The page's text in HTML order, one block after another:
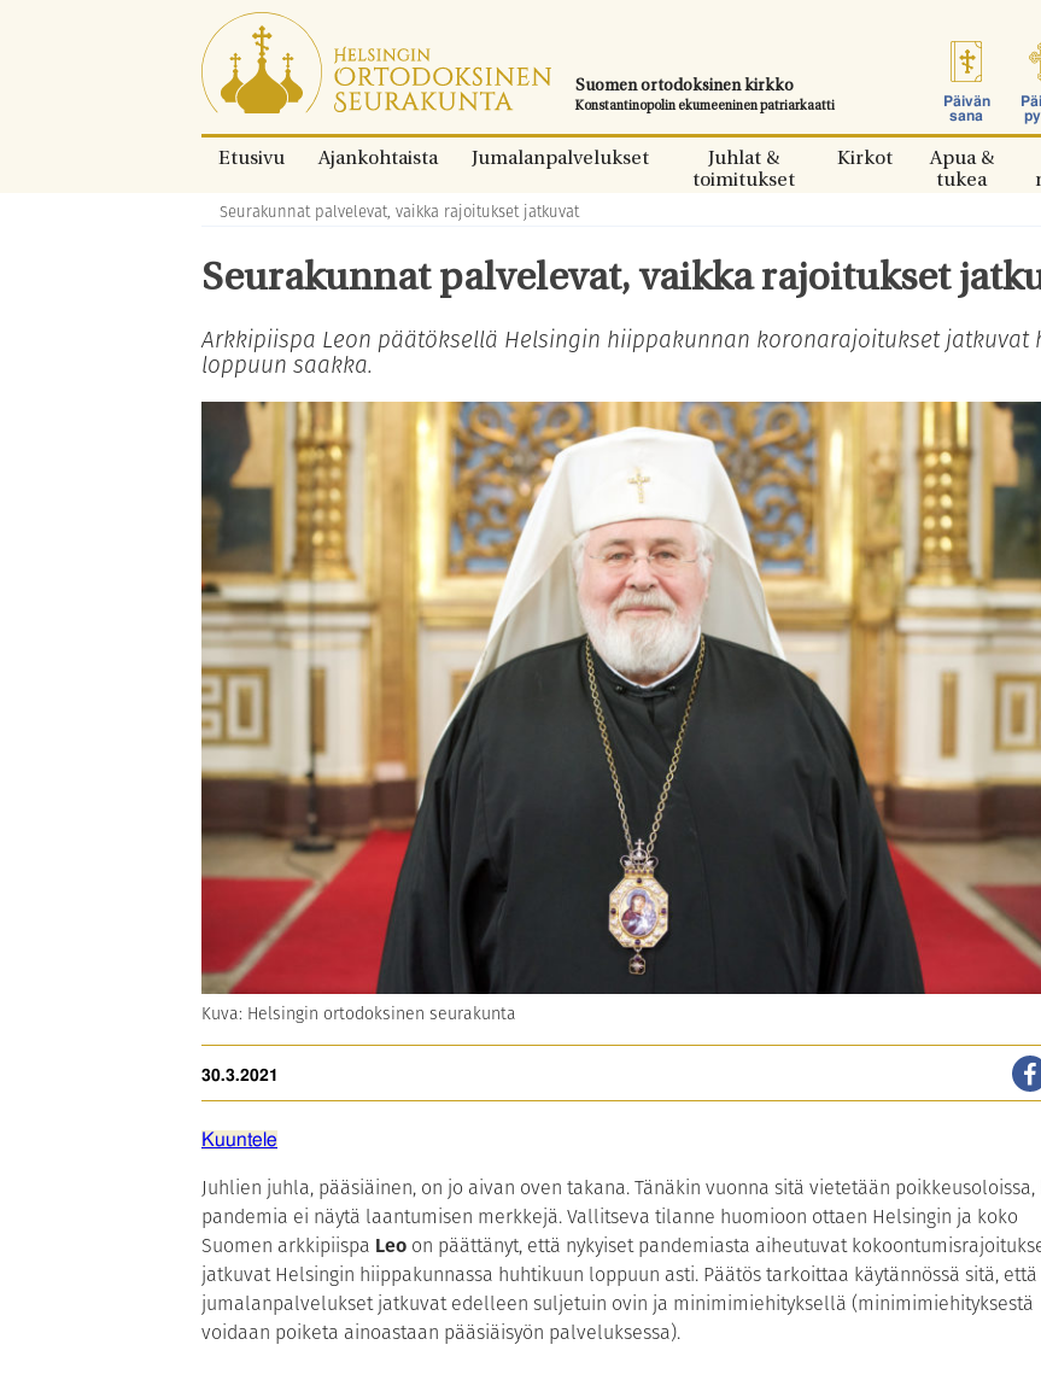
Siirry
suoraan
sisältöön.
Suomen ortodoksinen kirkko
Konstantinopolin ekumeeninen patriarkaatti
Päivän
sana
Etusivu Ajankohtaista Jumalanpalvelukset
Juhlat &
toimitukset
Kirkot
Apua &
tukea
Murupolku:
Seurakunnat palvelevat, vaikka rajoitukset jatkuvat
Seurakunnat palvelevat, vaikka rajoitukset
Arkkipiispa Leon päätöksellä Helsingin hiippakunnan koronarajoitukset jatkuvat
loppuun saakka.
Kuva: Helsingin ortodoksinen seurakunta
30.3.2021
Kuuntele
Juhlien juhla, pääsiäinen, on jo aivan oven takana. Tänäkin vuonna sitä vietetään poikkeusoloissa,
pandemia ei näytä laantumisen merkkejä. Vallitseva tilanne huomioon ottaen Helsingin ja koko
Suomen arkkipiispa Leo on päättänyt, että nykyiset pandemiasta aiheutuvat
jatkuvat Helsingin hiippakunnassa huhtikuun loppuun asti. Päätös tarkoittaa käytännössä sitä, että
jumalanpalvelukset jatkuvat edelleen suljetuin ovin ja minimimiehityksellä (minimimiehityksestä
voidaan poiketa ainoastaan pääsiäisyön palveluksessa).